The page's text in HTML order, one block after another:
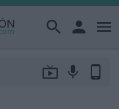
search person menu
live_tv mic phone_android